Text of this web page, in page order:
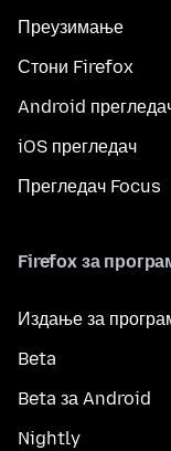
Преузимање
Стони Firefox
Android
iOS прегледач
Прегледач Focus
Firefox за
Издање за
Beta
Beta за Android
Nightly